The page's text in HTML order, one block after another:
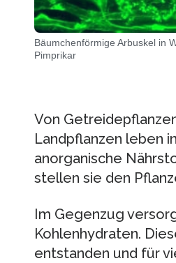
Bäumchenförmige Arbuskel in
Pimprikar
Von
Landpflanzen leben
anorganische
stellen sie den
Im Gegenzug
Kohlenhydraten.
entstanden und für